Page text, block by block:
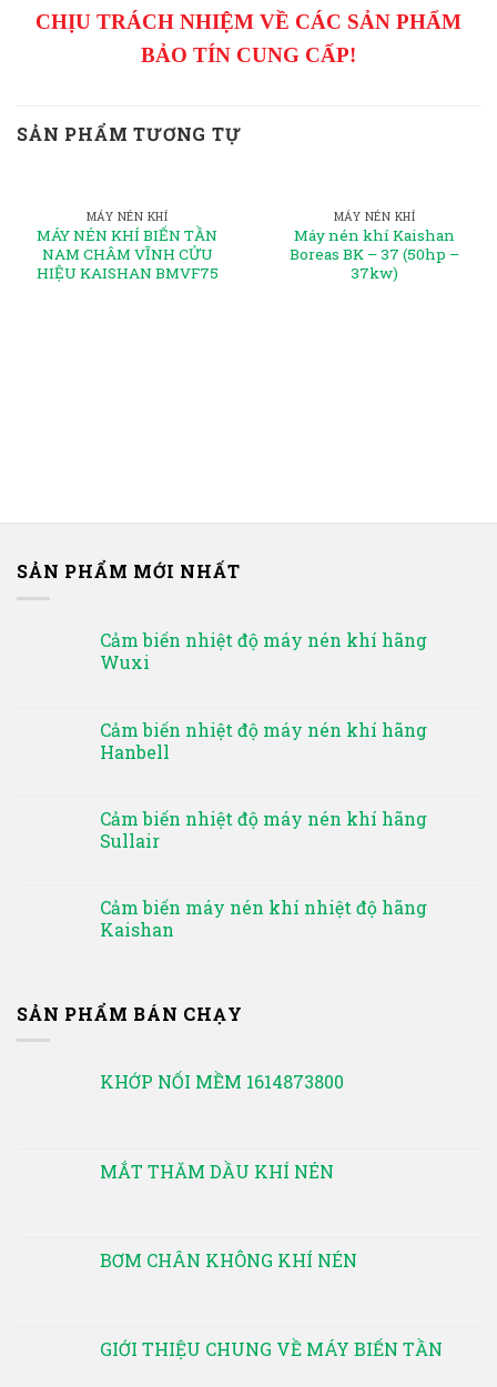
CHỊU TRÁCH NHIỆM VỀ CÁC SẢN PHẨM
BẢO TÍN CUNG CẤP!
SẢN PHẨM TƯƠNG TỰ
MÁY NÉN KHÍ
MÁY NÉN KHÍ BIẾN TẦN
NAM CHÂM VĨNH CỬU
HIỆU KAISHAN BMVF75
MÁY NÉN KHÍ
Máy nén khí Kaishan
Boreas BK – 37 (50hp –
37kw)
SẢN PHẨM MỚI NHẤT
Cảm biến nhiệt độ máy nén khí hãng
Wuxi
Cảm biến nhiệt độ máy nén khí hãng
Hanbell
Cảm biến nhiệt độ máy nén khí hãng
Sullair
Cảm biến máy nén khí nhiệt độ hãng
Kaishan
SẢN PHẨM BÁN CHẠY
KHỚP NỐI MỀM 1614873800
MẮT THĂM DẦU KHÍ NÉN
BƠM CHÂN KHÔNG KHÍ NÉN
GIỚI THIỆU CHUNG VỀ MÁY BIẾN TẦN